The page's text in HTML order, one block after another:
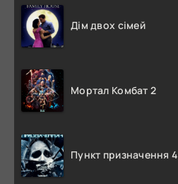
Дім двох сімей
Мортал Комбат 2
Пункт призначення 4